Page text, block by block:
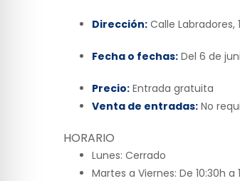
Dirección: Calle Labradores,
Fecha o fechas: Del 6 de
Precio: Entrada gratuita
Venta de entradas: No
HORARIO
Lunes: Cerrado
Martes a Viernes: De 10:30h a